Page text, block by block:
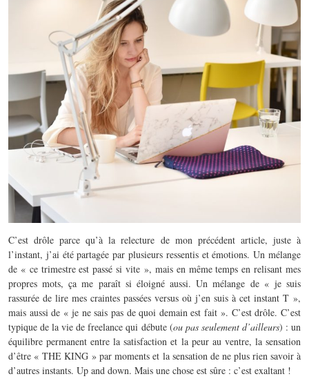
C’est drôle parce qu’à la relecture de mon précédent article, juste à
l’instant, j’ai été partagée par plusieurs ressentis et émotions. Un mélange
de « ce trimestre est passé si vite », mais en même temps en relisant mes
propres mots, ça me paraît si éloigné aussi. Un mélange de « je suis
rassurée de lire mes craintes passées versus où j’en suis à cet instant T »,
mais aussi de « je ne sais pas de quoi demain est fait ». C’est drôle. C’est
typique de la vie de freelance qui débute (ou pas seulement d’ailleurs) : un
équilibre permanent entre la satisfaction et la peur au ventre, la sensation
d’être « THE KING » par moments et la sensation de ne plus rien savoir à
d’autres instants. Up and down. Mais une chose est sûre : c’est exaltant !